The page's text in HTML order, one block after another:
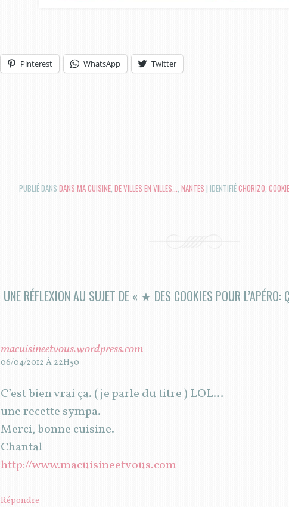
Pinterest WhatsApp Twitter
PUBLIÉ DANS DANS MA CUISINE, DE VILLES EN VILLES..., NANTES | IDENTIFIÉCHORIZO,
UNE RÉFLEXION AU SUJET DE « ★ DES COOKIES POUR
macuisineetvous.wordpress.com
06/04/2012 À 22H50
C’est bien vrai ça. ( je parle du titre ) LOL…
une recette sympa.
Merci, bonne cuisine.
Chantal
http://www.macuisineetvous.com
Répondre